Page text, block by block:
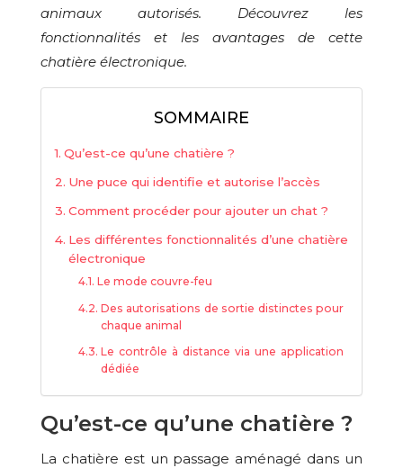
animaux autorisés. Découvrez les
fonctionnalités et les avantages de cette
chatière électronique.
SOMMAIRE
Qu’est-ce qu’une chatière ?
Une puce qui identifie et autorise l’accès
Comment procéder pour ajouter un chat ?
Les différentes fonctionnalités d’une chatière
électronique
Le mode couvre-feu
Des autorisations de sortie distinctes pour
chaque animal
Le contrôle à distance via une application
dédiée
Qu’est-ce qu’une chatière ?
La chatière est un passage aménagé dans un